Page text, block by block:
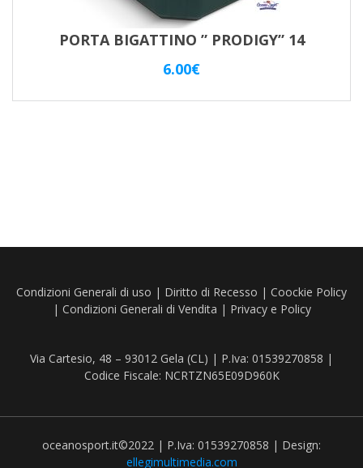
PORTA BIGATTINO ” PRODIGY” 14
6.00€
Condizioni Generali di uso | Diritto di Recesso | Coockie Policy
| Condizioni Generali di Vendita | Privacy e Policy
Via Cartesio, 48 – 93012 Gela (CL) | P.Iva: 01539270858 |
Codice Fiscale: NCRTZN65E09D960K
oceanosport.it©2022 | P.Iva: 01539270858 | Design:
ellegimultimedia.com